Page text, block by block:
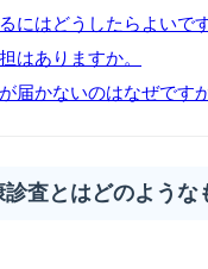
にはどうしたらよいです
はありますか。
届かないのはなぜですか
査とはどのような